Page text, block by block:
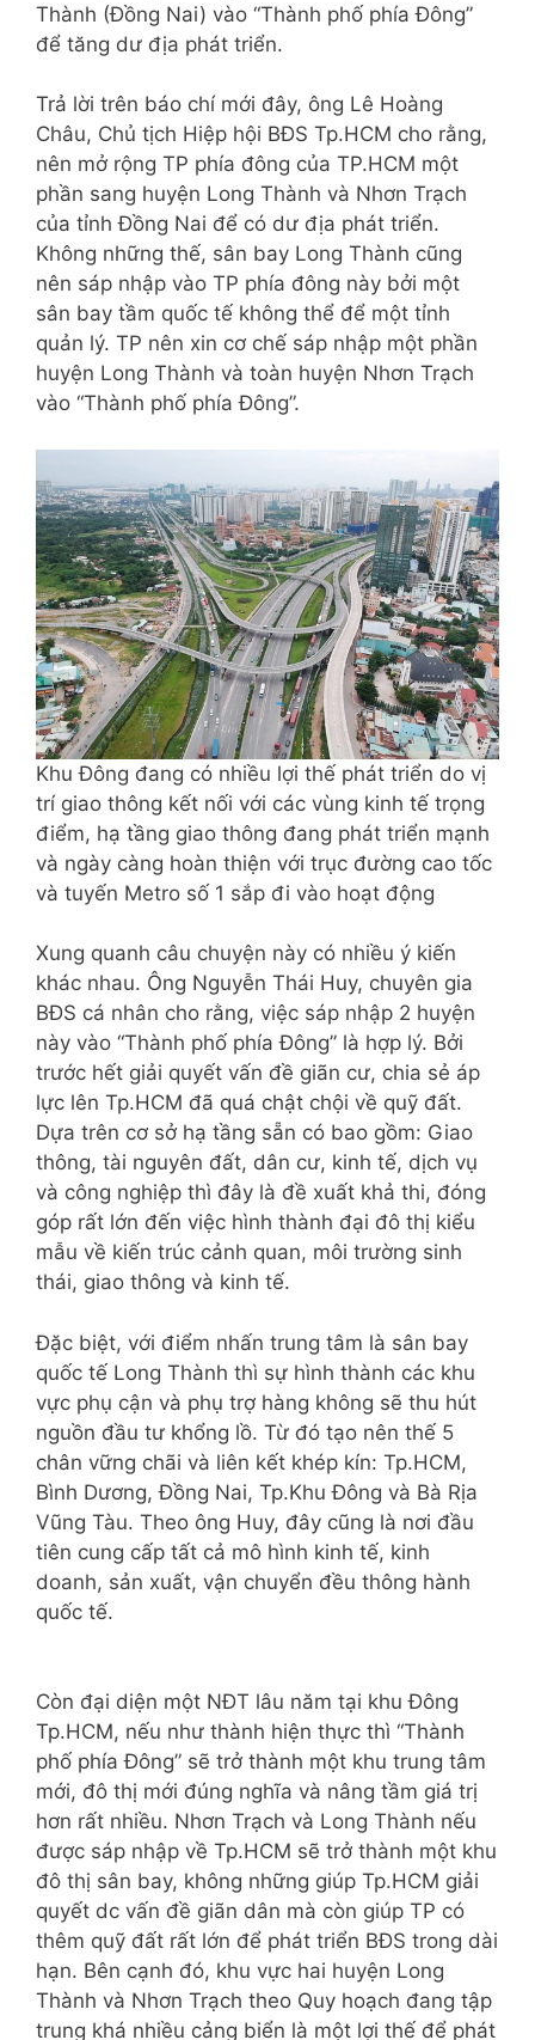
Thành (Đồng Nai) vào “Thành phố phía Đông”
để tăng dư địa phát triển.
Trả lời trên báo chí mới đây, ông Lê Hoàng
Châu, Chủ tịch Hiệp hội BĐS Tp.HCM cho rằng,
nên mở rộng TP phía đông của TP.HCM một
phần sang huyện Long Thành và Nhơn Trạch
của tỉnh Đồng Nai để có dư địa phát triển.
Không những thế, sân bay Long Thành cũng
nên sáp nhập vào TP phía đông này bởi một
sân bay tầm quốc tế không thể để một tỉnh
quản lý. TP nên xin cơ chế sáp nhập một phần
huyện Long Thành và toàn huyện Nhơn Trạch
vào “Thành phố phía Đông”.
Khu Đông đang có nhiều lợi thế phát triển do vị
trí giao thông kết nối với các vùng kinh tế trọng
điểm, hạ tầng giao thông đang phát triển mạnh
và ngày càng hoàn thiện với trục đường cao tốc
và tuyến Metro số 1 sắp đi vào hoạt động
Xung quanh câu chuyện này có nhiều ý kiến
khác nhau. Ông Nguyễn Thái Huy, chuyên gia
BĐS cá nhân cho rằng, việc sáp nhập 2 huyện
này vào “Thành phố phía Đông” là hợp lý. Bởi
trước hết giải quyết vấn đề giãn cư, chia sẻ áp
lực lên Tp.HCM đã quá chật chội về quỹ đất.
Dựa trên cơ sở hạ tầng sẵn có bao gồm: Giao
thông, tài nguyên đất, dân cư, kinh tế, dịch vụ
và công nghiệp thì đây là đề xuất khả thi, đóng
góp rất lớn đến việc hình thành đại đô thị kiểu
mẫu về kiến trúc cảnh quan, môi trường sinh
thái, giao thông và kinh tế.
Đặc biệt, với điểm nhấn trung tâm là sân bay
quốc tế Long Thành thì sự hình thành các khu
vực phụ cận và phụ trợ hàng không sẽ thu hút
nguồn đầu tư khổng lồ. Từ đó tạo nên thế 5
chân vững chãi và liên kết khép kín: Tp.HCM,
Bình Dương, Đồng Nai, Tp.Khu Đông và Bà Rịa
Vũng Tàu. Theo ông Huy, đây cũng là nơi đầu
tiên cung cấp tất cả mô hình kinh tế, kinh
doanh, sản xuất, vận chuyển đều thông hành
quốc tế.
Còn đại diện một NĐT lâu năm tại khu Đông
Tp.HCM, nếu như thành hiện thực thì “Thành
phố phía Đông” sẽ trở thành một khu trung tâm
mới, đô thị mới đúng nghĩa và nâng tầm giá trị
hơn rất nhiều. Nhơn Trạch và Long Thành nếu
được sáp nhập về Tp.HCM sẽ trở thành một khu
đô thị sân bay, không những giúp Tp.HCM giải
quyết dc vấn đề giãn dân mà còn giúp TP có
thêm quỹ đất rất lớn để phát triển BĐS trong dài
hạn. Bên cạnh đó, khu vực hai huyện Long
Thành và Nhơn Trạch theo Quy hoạch đang tập
trung khá nhiều cảng biển là một lợi thế để phát